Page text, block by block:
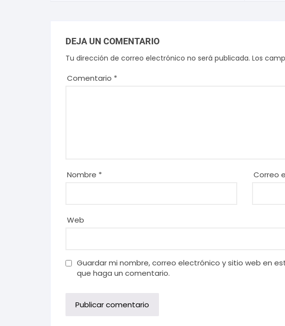
DEJA UN COMENTARIO
Tu dirección de correo electrónico no será publicada. Los
Comentario *
Nombre * Correo
Web
Guardar mi nombre, correo electrónico y sitio web en
que haga un comentario.